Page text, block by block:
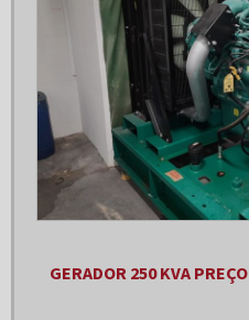
Controlador de gerador kva
Custo gerador de energia
Custo manutenção gerador a diesel
Distribuidora de peças para gerador
Empresa de geradores
Empresa de geradores de energia
GERADOR 250 KVA PREÇO